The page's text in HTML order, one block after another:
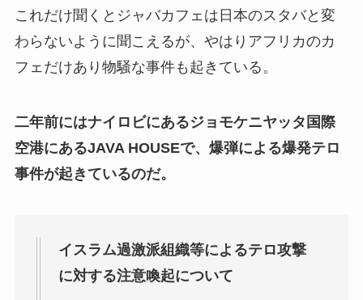
これだけ聞くとジャバカフェは日本のスタバと変
わらないように聞こえるが、やはりアフリカのカ
フェだけあり物騒な事件も起きている。
二年前にはナイロビにあるジョモケニヤッタ国際
空港にあるJAVA HOUSEで、爆弾による爆発テロ
事件が起きているのだ。
イスラム過激派組織等によるテロ攻撃
に対する注意喚起について